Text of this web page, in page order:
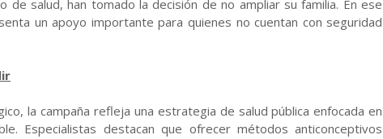
de salud, han tomado la decisión de no ampliar su familia. En ese
un apoyo importante para quienes no cuentan con seguridad
la campaña refleja una estrategia de salud pública enfocada en
Especialistas destacan que ofrecer métodos anticonceptivos